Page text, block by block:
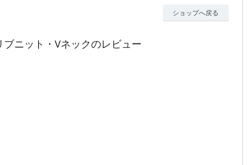
ショップへ戻る
ニット・Vネックのレビュー